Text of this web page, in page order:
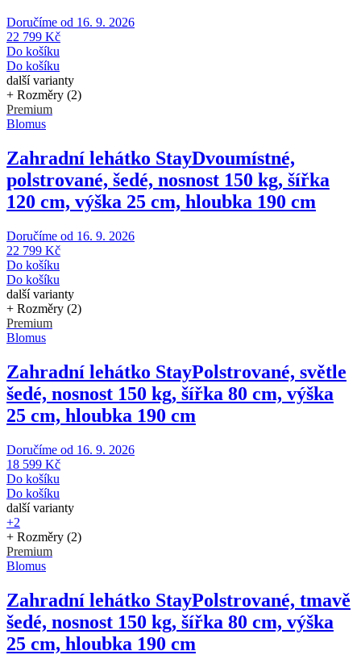
Doručíme od 16. 9. 2026
22 799 Kč
Do košíku
Do košíku
další varianty
+ Rozměry (2)
Premium
Blomus
Zahradní lehátko StayDvoumístné,
polstrované, šedé, nosnost 150 kg, šířka
120 cm, výška 25 cm, hloubka 190 cm
Doručíme od 16. 9. 2026
22 799 Kč
Do košíku
Do košíku
další varianty
+ Rozměry (2)
Premium
Blomus
Zahradní lehátko StayPolstrované, světle
šedé, nosnost 150 kg, šířka 80 cm, výška
25 cm, hloubka 190 cm
Doručíme od 16. 9. 2026
18 599 Kč
Do košíku
Do košíku
další varianty
+2
+ Rozměry (2)
Premium
Blomus
Zahradní lehátko StayPolstrované, tmavě
šedé, nosnost 150 kg, šířka 80 cm, výška
25 cm, hloubka 190 cm